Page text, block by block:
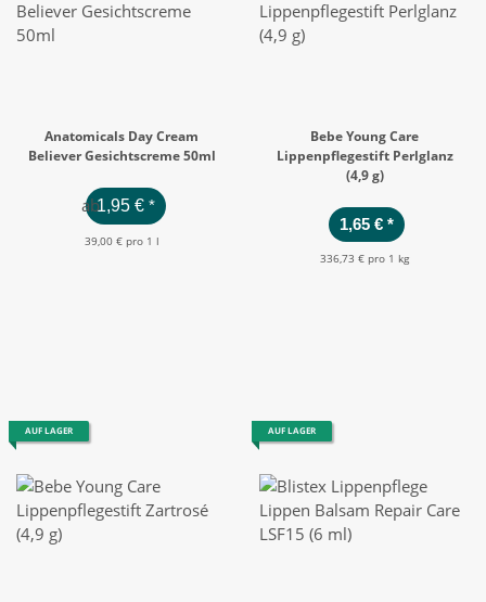
Anatomicals Day Cream
Believer Gesichtscreme 50ml
ab1,95 €*
39,00 € pro 1 l
Bebe Young Care
Lippenpflegestift Perlglanz
(4,9 g)
1,65 €*
336,73 € pro 1 kg
AUF LAGER AUF LAGER